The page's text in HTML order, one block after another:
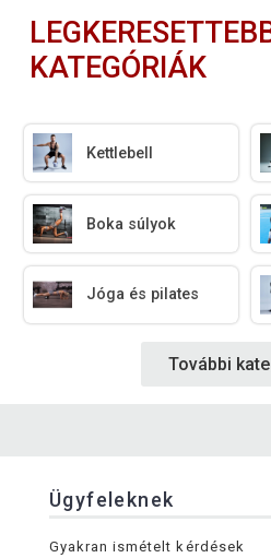
KATEGÓRIÁK
Kettlebell
Boka súlyok
Jóga és pilates
További
Ügyfeleknek
Gyakran ismételt kérdések